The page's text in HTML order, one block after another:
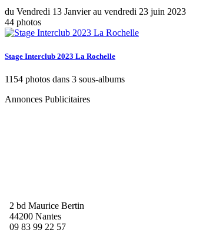
du Vendredi 13 Janvier au vendredi 23 juin 2023
44 photos
Stage Interclub 2023 La Rochelle
1154 photos dans 3 sous-albums
Annonces Publicitaires
2 bd Maurice Bertin
44200 Nantes
09 83 99 22 57